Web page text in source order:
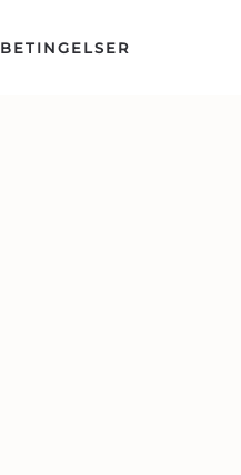
BETINGELSER